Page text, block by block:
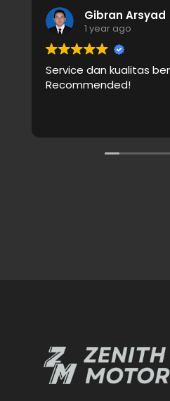
Gibran Arsyad
1 year ago
Service dan kualitas
Recommended!